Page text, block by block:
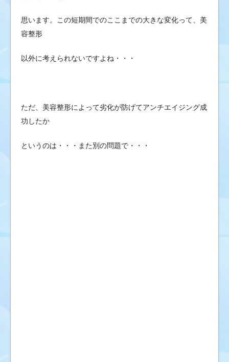
思います。この短期間でのここまでの大きな変化って、美
容整形
以外に考えられないですよね・・・
ただ、美容整形によって劣化が防げてアンチエイジング成
功したか
というのは・・・また別の問題で・・・